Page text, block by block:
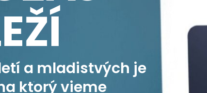
a mladistvých je
ktorý vieme